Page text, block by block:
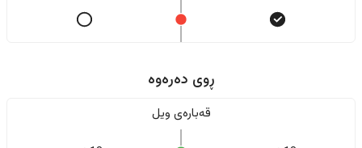
ڕوی دەرەوە
قەبارەی ویل